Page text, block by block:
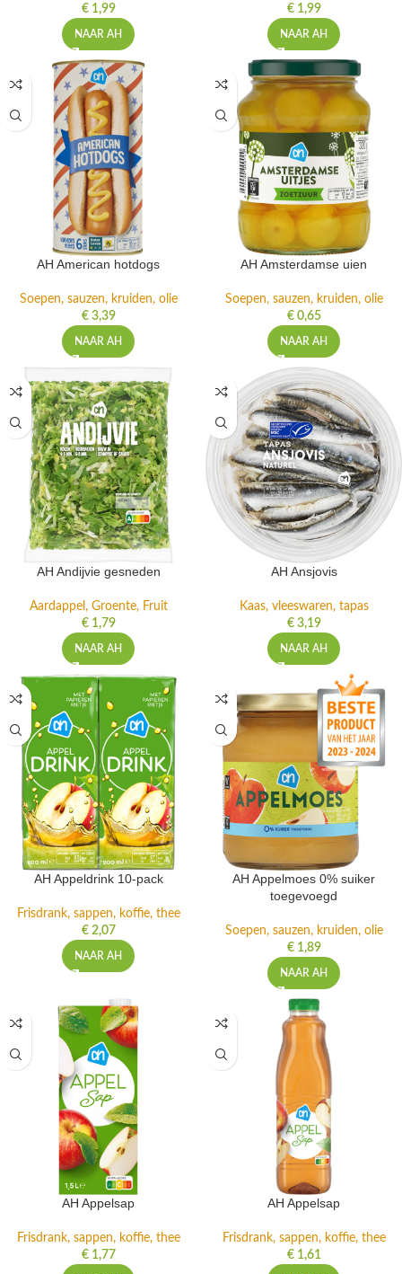
€1,99
NAAR AH
€1,99
NAAR AH
AH American hotdogs
Soepen, sauzen, kruiden, olie
€3,39
NAAR AH
AH Amsterdamse uien
Soepen, sauzen, kruiden, olie
€0,65
NAAR AH
AH Andijvie gesneden
Aardappel, Groente, Fruit
€1,79
NAAR AH
AH Ansjovis
Kaas, vleeswaren, tapas
€3,19
NAAR AH
AH Appeldrink 10-pack
Frisdrank, sappen, koffie, thee
€2,07
NAAR AH
AH Appelmoes 0% suiker
toegevoegd
Soepen, sauzen, kruiden, olie
€1,89
NAAR AH
AH Appelsap
Frisdrank, sappen, koffie, thee
€1,77
AH Appelsap
Frisdrank, sappen, koffie, thee
€1,61